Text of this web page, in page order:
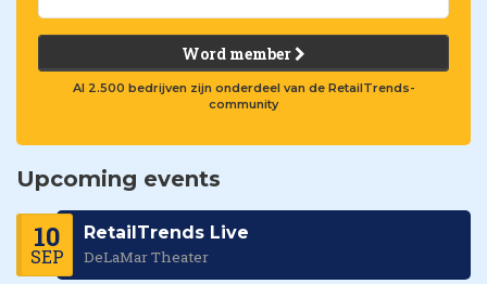
Word member
Al 2.500 bedrijven zijn onderdeel van de RetailTrends-
community
Upcoming events
10
SEP
RetailTrends Live
DeLaMar Theater